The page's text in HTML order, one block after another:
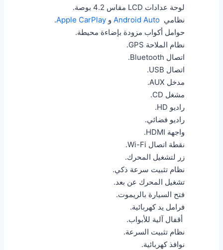
لوحة عدادات LCD مقاس 4.2 بوصة.
نظامي Android Auto و Apple CarPlay
.
حوامل أكواب مزودة بإضاءة محيطة.
نظام الملاحة GPS.
اتصال Bluetooth.
اتصال USB.
مدخل AUX.
مشغل CD.
راديو HD.
راديو فضائي.
واجهة HDMI.
نقطة اتصال Wi-Fi.
زر لتشغيل المحرك.
نظام تثبيت سرعة ذكي.
تشغيل المحرك عن بعد.
فتح السيارة بالريموت.
فرامل يد كهربائية.
أقفال آلية للأبواب.
نظام تثبيت السرعة.
نوافذ كهربائية.